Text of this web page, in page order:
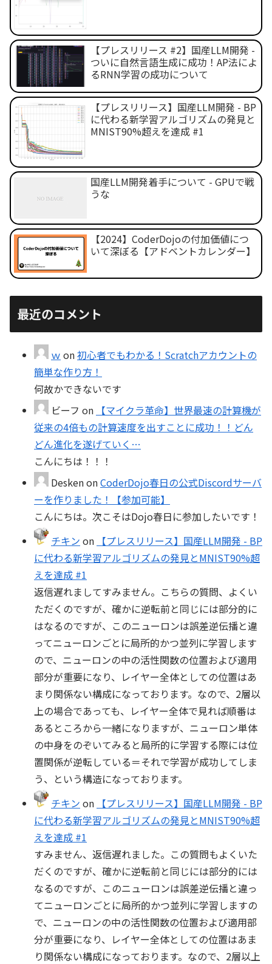
【プレスリリース #2】国産LLM開発 -
ついに自然言語生成に成功！AP法によ
るRNN学習の成功について
【プレスリリース】国産LLM開発 - BP
に代わる新学習アルゴリズムの発見と
MNIST90%超えを達成 #1
国産LLM開発着手について - GPUで戦
うな
【2024】CoderDojoの付加価値につ
いて深ぼる【アドベントカレンダー】
最近のコメント
ｗ on初心者でもわかる！Scratchアカウントの
簡単な作り方！
何故かできないです
ビーフ on 【マイクラ革命】世界最速の計算機が
従来の4倍もの計算速度を出すことに成功！！どん
どん進化を遂げていく…
こんにちは！！！
DeskenonCoderDojo春日の公式Discordサーバ
ーを作りました！【参加可能】
こんにちは。次こそはDojo春日に参加したいです！
チキン on 【プレスリリース】国産LLM開発 - BP
に代わる新学習アルゴリズムの発見とMNIST90%超
えを達成 #1
返信遅れましてすみません。こちらの質問、よくい
ただくのですが、確かに逆転前と同じには部分的に
はなるのですが、このニューロンは誤差逆伝播と違
ってニューロンごとに局所的かつ並列に学習します
ので、ニューロンの中の活性関数の位置および適用
部分が重要になり、レイヤー全体としての位置はあ
まり関係ない構成になっております。なので、2層以
上の場合であっても、レイヤー全体で見れば順番は
あるところから一緒になりますが、ニューロン単体
の中身をのぞいてみると局所的に学習する際には位
置関係が逆転している＝それで学習が成功してしま
う、という構造になっております。
チキン on 【プレスリリース】国産LLM開発 - BP
に代わる新学習アルゴリズムの発見とMNIST90%超
えを達成 #1
すみません、返信遅れました。この質問もよくいた
だくのですが、確かに逆転前と同じには部分的には
なるのですが、このニューロンは誤差逆伝播と違っ
てニューロンごとに局所的かつ並列に学習しますの
で、ニューロンの中の活性関数の位置および適用部
分が重要になり、レイヤー全体としての位置はあま
り関係ない構成になっております。なので、2層以上